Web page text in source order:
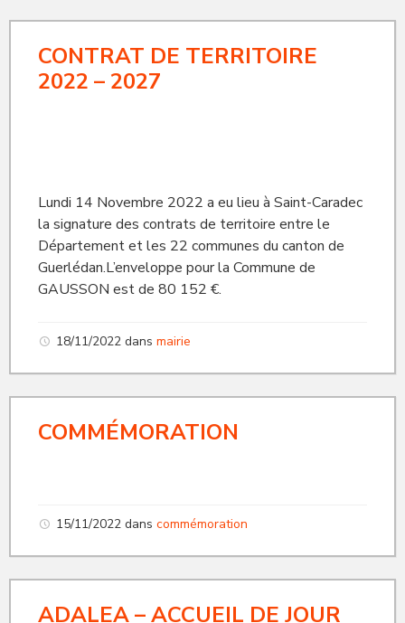
CONTRAT DE TERRITOIRE
2022 – 2027
Lundi 14 Novembre 2022 a eu lieu à Saint-Caradec
la signature des contrats de territoire entre le
Département et les 22 communes du canton de
Guerlédan.L’enveloppe pour la Commune de
GAUSSON est de 80 152 €.
18/11/2022 dans mairie
COMMÉMORATION
15/11/2022 dans commémoration
ADALEA – ACCUEIL DE JOUR